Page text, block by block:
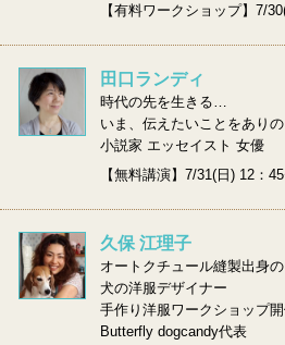
【有料ワークショップ】7/
田口ランディ
時代の先を生きる…
いま、伝えたいことをあり
小説家 エッセイスト 女優
【無料講演】7/31(日) 12：
久保 江理子
オートクチュール縫製出身の
犬の洋服デザイナー
手作り洋服ワークショップ
Butterfly dogcandy代表